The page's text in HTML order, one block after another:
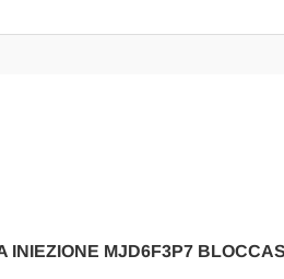
INIEZIONE MJD6F3P7